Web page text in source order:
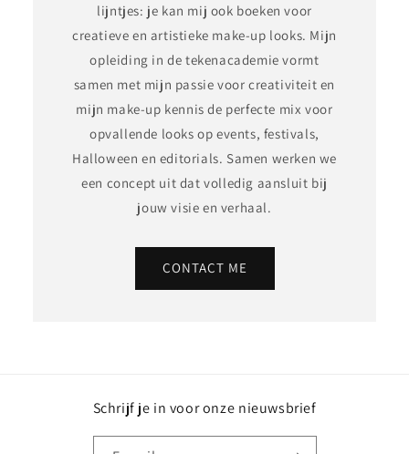
lijntjes: je kan mij ook boeken voor
creatieve en artistieke make-up looks. Mijn
opleiding in de tekenacademie vormt
samen met mijn passie voor creativiteit en
mijn make-up kennis de perfecte mix voor
opvallende looks op events, festivals,
Halloween en editorials. Samen werken we
een concept uit dat volledig aansluit bij
jouw visie en verhaal.
CONTACT ME
Schrijf je in voor onze nieuwsbrief